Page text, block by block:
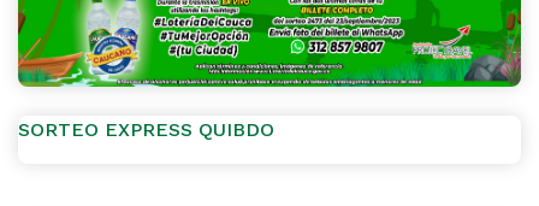
SORTEO EXPRESS QUIBDO